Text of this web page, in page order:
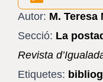
Autor: M. Teresa
Secció: La
Revista
Etiquetes: